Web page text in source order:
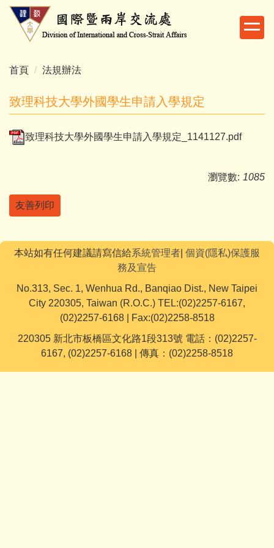
跳
內
區
首頁 法規辦法
致理科技大學外國學生申請入學規定
致理科技大學外國學生申請入學規定_1141127.pdf
瀏覽數: 1085
友善列印
本站如有任何建議請寫信給系統管理者 個資(隱私)保護服
務及宣告
No.313, Sec. 1, Wenhua Rd., Banqiao Dist., New Taipei
City 220305, Taiwan (R.O.C.) TEL:(02)2257-6167,
(02)2257-6168 | Fax:(02)2258-8518
220305 新北市板橋區文化路1段313號 電話：(02)2257-
6167, (02)2257-6168 | 傳真：(02)2258-8518